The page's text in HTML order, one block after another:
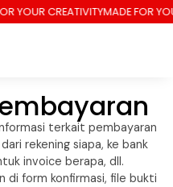
YOUR CREATIVITYMADE FOR
terkait pembayaran
rekening siapa, ke bank
invoice berapa, dll.
di form konfirmasi, file bukti